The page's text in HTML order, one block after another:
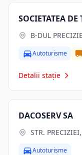
B-DUL
Autoturisme
Detalii stație
DACOSERV SA
STR.
Autoturisme